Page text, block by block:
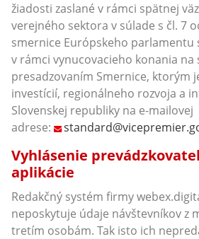
žiadosti zaslané v rámci spätnej
verejného sektora v súlade s čl. 7
smernice Európskeho
v rámci vynucovacieho konania
presadzovaním Smernice, ktorým
investícií, regionálneho rozvoja a
Slovenskej republiky na e-mailovej
adrese:
Vyhlásenie
aplikácie
Redakčný systém firmy
neposkytuje údaje návštevníkov z
tretím osobám. Tak isto ich